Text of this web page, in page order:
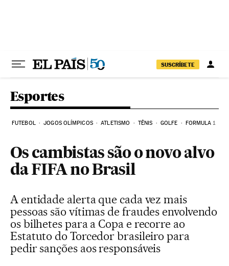
SUSCRÍBETE
Esportes
FUTEBOL JOGOS OLÍMPICOS ATLETISMO TÊNIS GOLFE FORMULA 1
Os cambistas são o novo alvo
da FIFA no Brasil
A entidade alerta que cada vez mais
pessoas são vítimas de fraudes envolvendo
os bilhetes para a Copa e recorre ao
Estatuto do Torcedor brasileiro para
pedir sanções aos responsáveis